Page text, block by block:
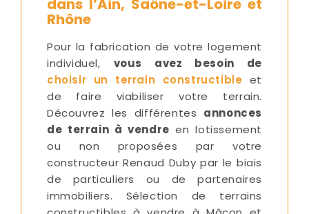
dans l’Ain, Saône-et-Loire et
Rhône
Pour la fabrication de votre logement
individuel, vous avez besoin de
choisir un terrain constructible et
de faire viabiliser votre terrain.
Découvrez les différentes annonces
de terrain à vendre en lotissement
ou non proposées par votre
constructeur Renaud Duby par le biais
de particuliers ou de partenaires
immobiliers. Sélection de terrains